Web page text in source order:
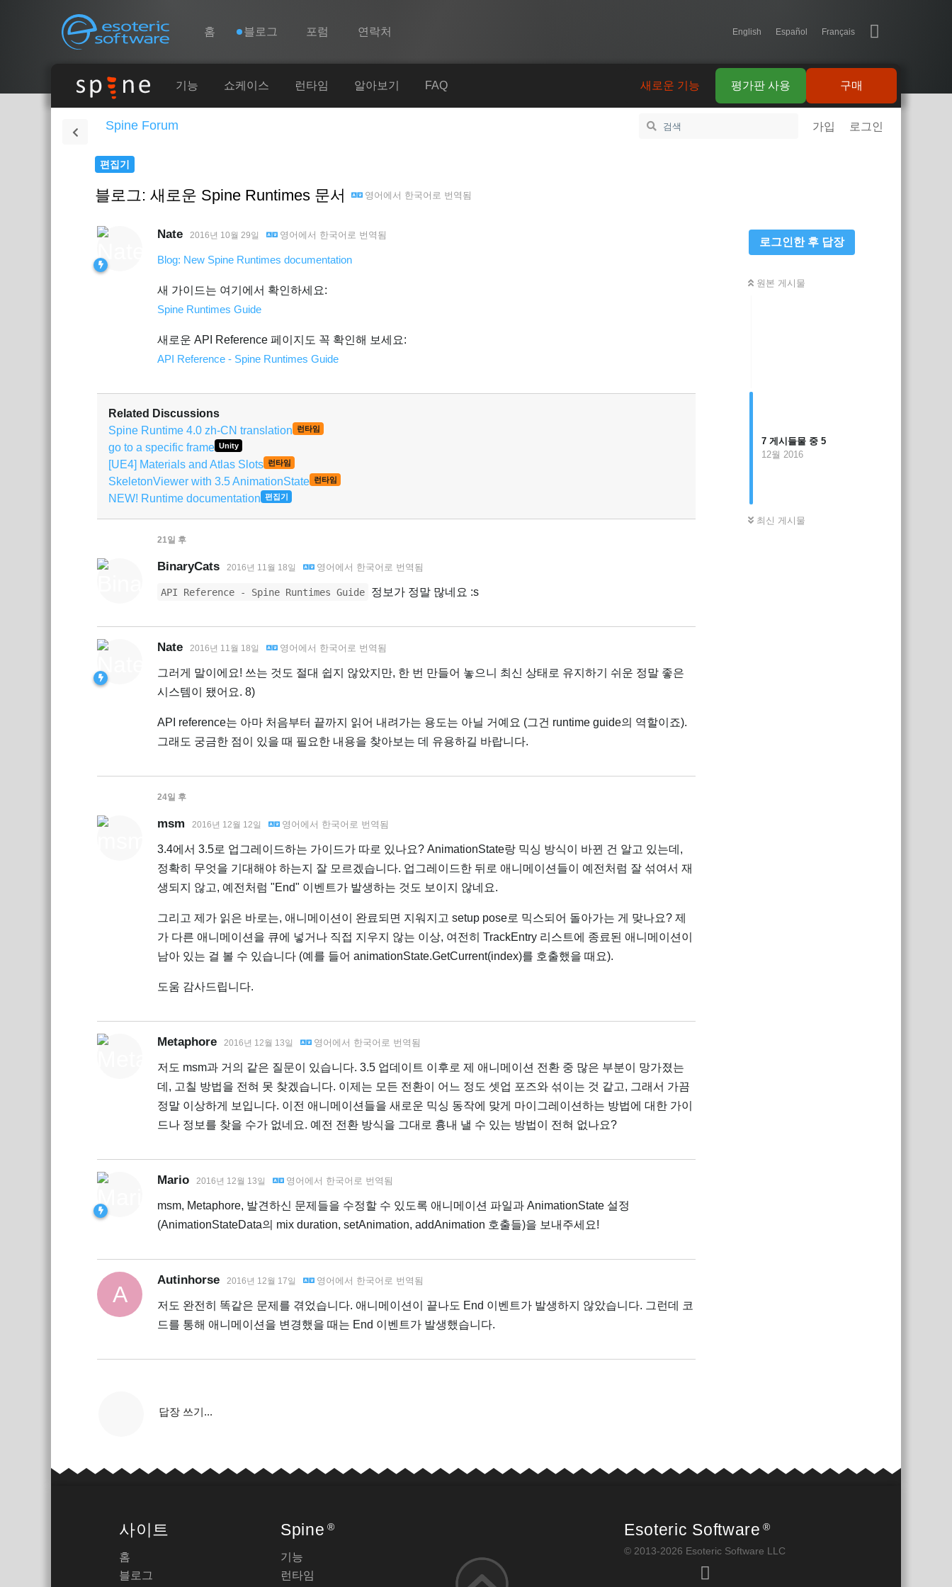
Esoteric Software
Navigation 홈 블로그 포럼 연락처 English Español Français
Spine
알아보기
기능 쇼케이스 런타임 알아보기 FAQ 구매
평가판 사용
새로운 기능
Spine Forum 가입 로그인
편집기
블로그: 새로운 Spine Runtimes 문서 영어 에서 한국어 로 번역됨
로그인한 후 답장
원본 게시물
7 게시들물 중 5
12월 2016
최신 게시물
Nate 2016년 10월 29일 영어 에서 한국어 로 번역됨
Blog: New Spine Runtimes documentation
새 가이드는 여기에서 확인하세요:
Spine Runtimes Guide
새로운 API Reference 페이지도 꼭 확인해 보세요:
API Reference - Spine Runtimes Guide
Related Discussions
Spine Runtime 4.0 zh-CN translation
런타임
go to a specific frame Unity
[UE4] Materials and Atlas Slots 런타임
SkeletonViewer with 3.5 AnimationState 런타임
NEW! Runtime documentation 편집기
21일 후
BinaryCats 2016년 11월 18일 영어 에서 한국어 로 번역됨
API Reference - Spine Runtimes Guide
정보가 정말 많네요 :s
Nate 2016년 11월 18일 영어 에서 한국어 로 번역됨
그러게 말이에요! 쓰는 것도 절대 쉽지 않았지만, 한 번 만들어 놓으니 최신 상태로 유지하기 쉬운 정말 좋은
시스템이 됐어요. 8)
API reference는 아마 처음부터 끝까지 읽어 내려가는 용도는 아닐 거예요 (그건 runtime guide의 역할이죠).
그래도 궁금한 점이 있을 때 필요한 내용을 찾아보는 데 유용하길 바랍니다.
24일 후
msm 2016년 12월 12일 영어 에서 한국어 로 번역됨
3.4에서 3.5로 업그레이드하는 가이드가 따로 있나요? AnimationState랑 믹싱 방식이 바뀐 건 알고 있는데,
정확히 무엇을 기대해야 하는지 잘 모르겠습니다. 업그레이드한 뒤로 애니메이션들이 예전처럼 잘 섞여서 재
생되지 않고, 예전처럼 "End" 이벤트가 발생하는 것도 보이지 않네요.
그리고 제가 읽은 바로는, 애니메이션이 완료되면 지워지고 setup pose로 믹스되어 돌아가는 게 맞나요? 제
가 다른 애니메이션을 큐에 넣거나 직접 지우지 않는 이상, 여전히 TrackEntry 리스트에 종료된 애니메이션이
남아 있는 걸 볼 수 있습니다 (예를 들어 animationState.GetCurrent(index)를 호출했을 때요).
도움 감사드립니다.
Metaphore 2016년 12월 13일 영어 에서 한국어 로 번역됨
저도 msm과 거의 같은 질문이 있습니다. 3.5 업데이트 이후로 제 애니메이션 전환 중 많은 부분이 망가졌는
데, 고칠 방법을 전혀 못 찾겠습니다. 이제는 모든 전환이 어느 정도 셋업 포즈와 섞이는 것 같고, 그래서 가끔
정말 이상하게 보입니다. 이전 애니메이션들을 새로운 믹싱 동작에 맞게 마이그레이션하는 방법에 대한 가이
드나 정보를 찾을 수가 없네요. 예전 전환 방식을 그대로 흉내 낼 수 있는 방법이 전혀 없나요?
Mario 2016년 12월 13일 영어 에서 한국어 로 번역됨
msm, Metaphore, 발견하신 문제들을 수정할 수 있도록 애니메이션 파일과 AnimationState 설정
(AnimationStateData의 mix duration, setAnimation, addAnimation 호출들)을 보내주세요!
A
Autinhorse 2016년 12월 17일 영어 에서 한국어 로 번역됨
저도 완전히 똑같은 문제를 겪었습니다. 애니메이션이 끝나도 End 이벤트가 발생하지 않았습니다. 그런데 코
드를 통해 애니메이션을 변경했을 때는 End 이벤트가 발생했습니다.
답장 쓰기...
사이트
홈
블로그
Spine ®
기능
런타임
Esoteric Software ®
© 2013-2026 Esoteric Software LLC